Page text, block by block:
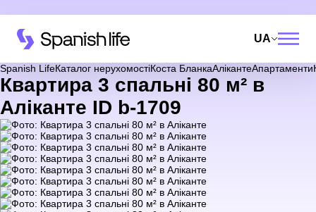
UA
Spanish LifeКаталог нерухомостіКоста БланкаАлікантеАпартаменти
Квартира 3 спальні 80 м² в
Аліканте ID b-1709